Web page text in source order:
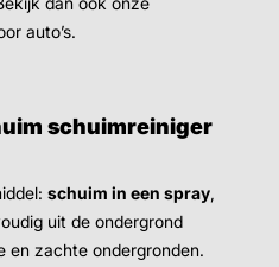
auto’s.
schuimreiniger
schuim in een spray,
uit de ondergrond
en zachte ondergronden.